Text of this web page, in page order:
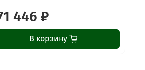
446 ₽
В корзину